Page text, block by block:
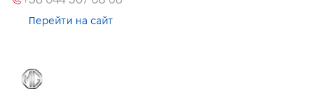
Перейти на сайт